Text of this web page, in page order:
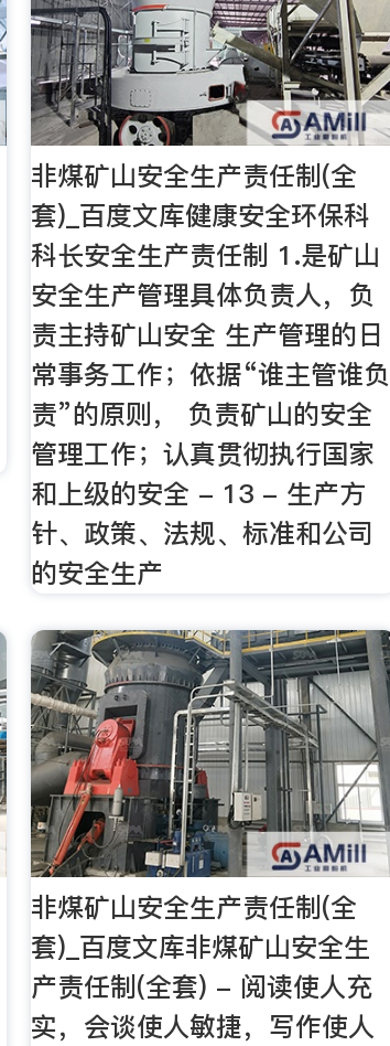
非煤矿山安全生产责任制(全
套)_百度文库健康安全环保科
科长安全生产责任制 1.是矿山
安全生产管理具体负责人，负
责主持矿山安全 生产管理的日
常事务工作；依据“谁主管谁负
责”的原则， 负责矿山的安全
管理工作；认真贯彻执行国家
和上级的安全 - 13 - 生产方
针、政策、法规、标准和公司
的安全生产
非煤矿山安全生产责任制(全
套)_百度文库非煤矿山安全生
产责任制(全套) - 阅读使人充
实，会谈使人敏捷，写作使人